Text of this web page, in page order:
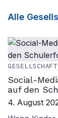
Alle
Social-
auf den
4. August